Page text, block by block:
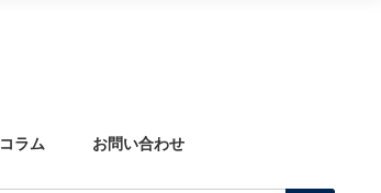
コラム お問い合わせ